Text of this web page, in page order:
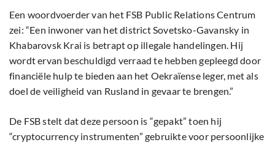
Een woordvoerder van het FSB Public Relations Centrum
zei: “Een inwoner van het district Sovetsko-Gavansky in
Khabarovsk Krai is betrapt op illegale handelingen. Hij
wordt ervan beschuldigd verraad te hebben gepleegd door
financiële hulp te bieden aan het Oekraïense leger, met als
doel de veiligheid van Rusland in gevaar te brengen.”
De FSB stelt dat deze persoon is “gepakt” toen hij
“cryptocurrency instrumenten” gebruikte voor persoonlijke